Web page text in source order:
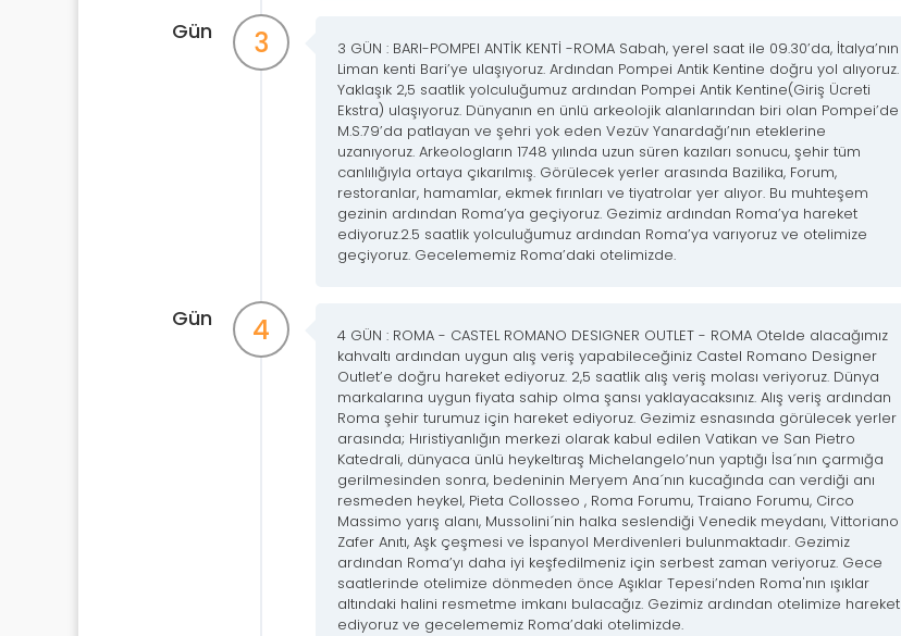
Gün 3
3 GÜN : BARI-POMPEI ANTİK KENTİ -ROMA Sabah, yerel saat ile 09.30’da, İtalya’nın
Liman kenti Bari’ye ulaşıyoruz. Ardından Pompei Antik Kentine doğru yol alıyoruz.
Yaklaşık 2,5 saatlik yolculuğumuz ardından Pompei Antik Kentine(Giriş Ücreti
Ekstra) ulaşıyoruz. Dünyanın en ünlü arkeolojik alanlarından biri olan Pompei’de
M.S.79’da patlayan ve şehri yok eden Vezüv Yanardağı’nın eteklerine
uzanıyoruz. Arkeologların 1748 yılında uzun süren kazıları sonucu, şehir tüm
canlılığıyla ortaya çıkarılmış. Görülecek yerler arasında Bazilika, Forum,
restoranlar, hamamlar, ekmek fırınları ve tiyatrolar yer alıyor. Bu muhteşem
gezinin ardından Roma’ya geçiyoruz. Gezimiz ardından Roma’ya hareket
ediyoruz.2.5 saatlik yolculuğumuz ardından Roma’ya varıyoruz ve otelimize
geçiyoruz. Gecelememiz Roma’daki otelimizde.
Gün 4
4 GÜN : ROMA - CASTEL ROMANO DESIGNER OUTLET - ROMA Otelde alacağımız
kahvaltı ardından uygun alış veriş yapabileceğiniz Castel Romano Designer
Outlet’e doğru hareket ediyoruz. 2,5 saatlik alış veriş molası veriyoruz. Dünya
markalarına uygun fiyata sahip olma şansı yaklayacaksınız. Alış veriş ardından
Roma şehir turumuz için hareket ediyoruz. Gezimiz esnasında görülecek yerler
arasında; Hıristiyanlığın merkezi olarak kabul edilen Vatikan ve San Pietro
Katedrali, dünyaca ünlü heykeltıraş Michelangelo’nun yaptığı İsa´nın çarmığa
gerilmesinden sonra, bedeninin Meryem Ana´nın kucağında can verdiği anı
resmeden heykel, Pieta Collosseo , Roma Forumu, Traiano Forumu, Circo
Massimo yarış alanı, Mussolini´nin halka seslendiği Venedik meydanı, Vittoriano
Zafer Anıtı, Aşk çeşmesi ve İspanyol Merdivenleri bulunmaktadır. Gezimiz
ardından Roma’yı daha iyi keşfedilmeniz için serbest zaman veriyoruz. Gece
saatlerinde otelimize dönmeden önce Aşıklar Tepesi’nden Roma'nın ışıklar
altındaki halini resmetme imkanı bulacağız. Gezimiz ardından otelimize hareket
ediyoruz ve gecelememiz Roma’daki otelimizde.